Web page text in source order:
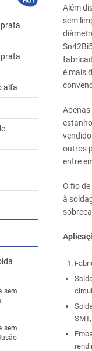
Além
sem
é mais
outros
entre
O fio
à
alfa
sem
sem